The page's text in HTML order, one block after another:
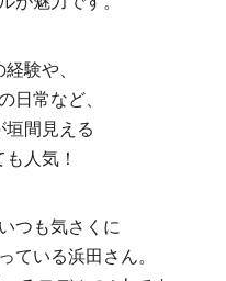
験や、
日常など、
間見える
人気！
つも気さくに
ている浜田さん。